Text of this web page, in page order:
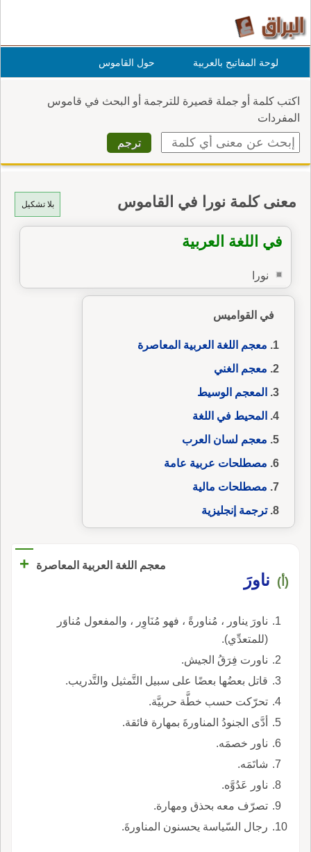
لوحة المفاتيح بالعربية حول القاموس
اكتب كلمة أو جملة قصيرة للترجمة أو البحث في قاموس
المفردات
بلا تشكيل معنى كلمة نورا في القاموس
في اللغة العربية
نورا
في القواميس
معجم اللغة العربية المعاصرة
معجم الغني
المعجم الوسيط
المحيط في اللغة
معجم لسان العرب
مصطلحات عربية عامة
مصطلحات مالية
ترجمة إنجليزية
معجم اللغة العربية المعاصرة +
(أ) ناورَ
ناورَ يناور ، مُناورةً ، فهو مُنَاوِر ، والمفعول مُناوَر
(للمتعدِّي).
ناورت فِرَقُ الجيش.
قاتل بعضُها بعضًا على سبيل التَّمثيل والتَّدريب.
تحرّكت حسب خطَّة حربيَّة.
أدَّى الجنودُ المناورةَ بمهارة فائقة.
ناور خصمَه.
شاتَمَه.
ناور عَدُوَّه.
تصرّف معه بحذق ومهارة.
رجال السّياسة يحسنون المناورةَ.